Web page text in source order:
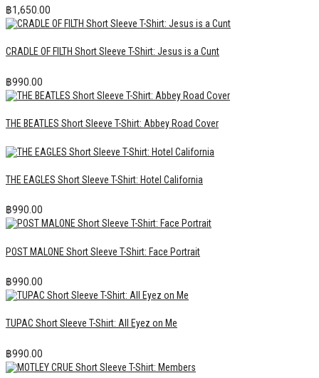
฿1,650.00
CRADLE OF FILTH Short Sleeve T-Shirt: Jesus is a Cunt
฿990.00
THE BEATLES Short Sleeve T-Shirt: Abbey Road Cover
THE EAGLES Short Sleeve T-Shirt: Hotel California
฿990.00
POST MALONE Short Sleeve T-Shirt: Face Portrait
฿990.00
TUPAC Short Sleeve T-Shirt: All Eyez on Me
฿990.00